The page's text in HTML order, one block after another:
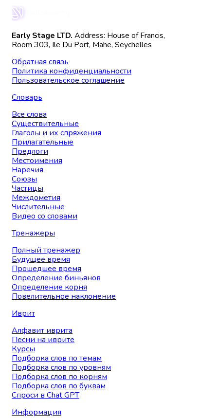
Early Stage LTD. Address: House of Francis,
Room 303, Ile Du Port, Mahe, Seychelles
Обратная связь
Политика конфиденциальности
Пользовательское соглашение
Словарь
Все слова
Существительные
Глаголы и их спряжения
Прилагательные
Предлоги
Местоимения
Наречия
Союзы
Частицы
Междометия
Числительные
Видео со словами
Тренажеры
Полный тренажер
Будущее время
Прошедшее время
Определение биньянов
Определение корня
Повелительное наклонение
Иврит
Алфавит иврита
Песни на иврите
Курсы
Подборка слов по темам
Подборка слов по уровням
Подборка слов по корням
Подборка слов по буквам
Спроси в Chat GPT
Информация